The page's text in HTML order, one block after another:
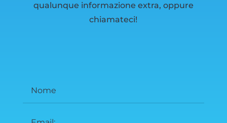
qualunque informazione extra, oppure
chiamateci!